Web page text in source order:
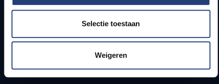
Selectie toestaan
Weigeren
Lesroosters
Onderzoeksgroepen
Campusfaciliteiten